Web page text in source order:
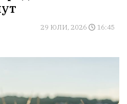
29 ЮЛИ, 2026 16:45